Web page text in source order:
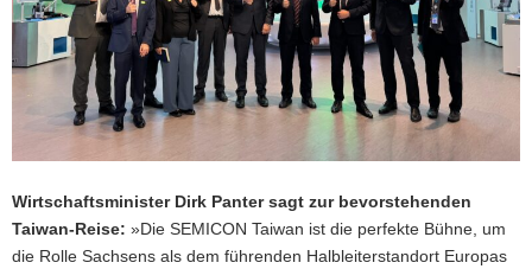
Wirtschaftsminister Dirk Panter sagt zur bevorstehenden
Taiwan-Reise: »Die SEMICON Taiwan ist die perfekte Bühne, um
die Rolle Sachsens als dem führenden Halbleiterstandort Europas